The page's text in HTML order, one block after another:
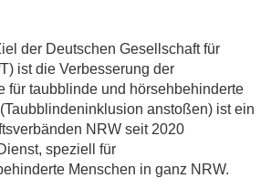
der Deutschen Gesellschaft für
ist die Verbesserung der
für taubblinde und hörsehbehinderte
anstoßen) ist ein
NRW seit 2020
speziell für
Menschen in ganz NRW.